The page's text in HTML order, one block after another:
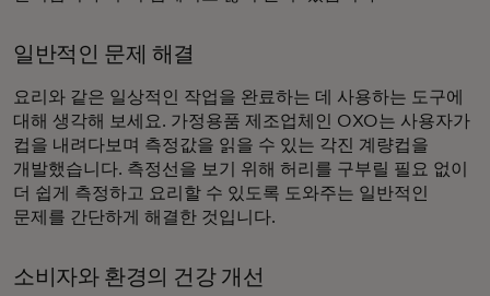
일반적인 문제 해결
요리와 같은 일상적인 작업을 완료하는 데 사용하는 도구에
대해 생각해 보세요. 가정용품 제조업체인 OXO는 사용자가
컵을 내려다보며 측정값을 읽을 수 있는 각진 계량컵을
개발했습니다. 측정선을 보기 위해 허리를 구부릴 필요 없이
더 쉽게 측정하고 요리할 수 있도록 도와주는 일반적인
문제를 간단하게 해결한 것입니다.
소비자와 환경의 건강 개선